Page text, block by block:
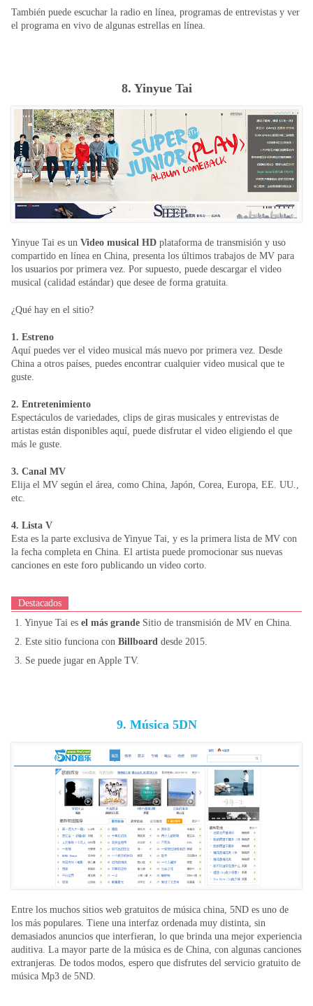
También puede escuchar la radio en línea, programas de entrevistas y ver
el programa en vivo de algunas estrellas en línea.
8. Yinyue Tai
Yinyue Tai es un Video musical HD plataforma de transmisión y uso
compartido en línea en China, presenta los últimos trabajos de MV para
los usuarios por primera vez. Por supuesto, puede descargar el video
musical (calidad estándar) que desee de forma gratuita.
¿Qué hay en el sitio?
1. Estreno
Aquí puedes ver el video musical más nuevo por primera vez. Desde
China a otros países, puedes encontrar cualquier video musical que te
guste.
2. Entretenimiento
Espectáculos de variedades, clips de giras musicales y entrevistas de
artistas están disponibles aquí, puede disfrutar el video eligiendo el que
más le guste.
3. Canal MV
Elija el MV según el área, como China, Japón, Corea, Europa, EE. UU.,
etc.
4. Lista V
Esta es la parte exclusiva de Yinyue Tai, y es la primera lista de MV con
la fecha completa en China. El artista puede promocionar sus nuevas
canciones en este foro publicando un video corto.
Destacados
1. Yinyue Tai es el más grande Sitio de transmisión de MV en China.
2. Este sitio funciona con Billboard desde 2015.
3. Se puede jugar en Apple TV.
9. Música 5DN
Entre los muchos sitios web gratuitos de música china, 5ND es uno de
los más populares. Tiene una interfaz ordenada muy distinta, sin
demasiados anuncios que interfieran, lo que brinda una mejor experiencia
auditiva. La mayor parte de la música es de China, con algunas canciones
extranjeras. De todos modos, espero que disfrutes del servicio gratuito de
música Mp3 de 5ND.